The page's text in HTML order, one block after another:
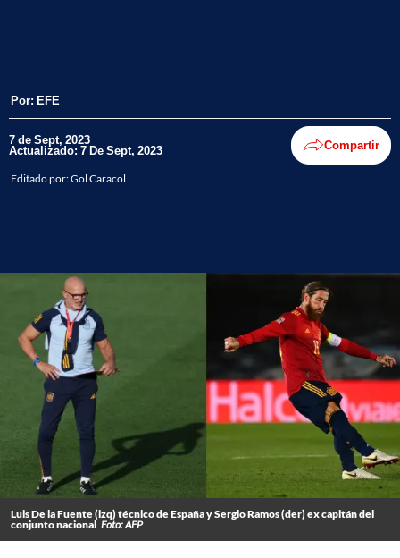
Por: EFE
7 de Sept, 2023
Actualizado: 7 De Sept, 2023 Compartir
Editado por:Gol Caracol
Luis De la Fuente (izq) técnico de España y Sergio Ramos (der) ex capitán del
conjunto nacional Foto: AFP